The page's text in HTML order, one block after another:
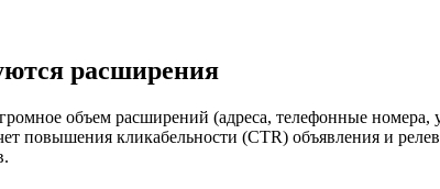
расширения
объем расширений (адреса, телефонные
повышения кликабельности (CTR) объявления и